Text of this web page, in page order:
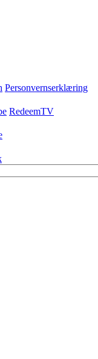
Personvernserklæring
RedeemTV